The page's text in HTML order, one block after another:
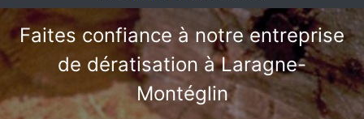
Faites confiance à notre entreprise
de dératisation à Laragne-
Montéglin